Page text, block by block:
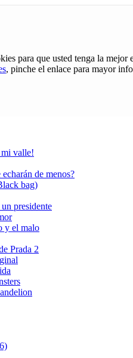
para que usted tenga la mejor
, pinche el enlace para mayor
mi valle!
de menos?
bag)
presidente
y el malo
Prada 2